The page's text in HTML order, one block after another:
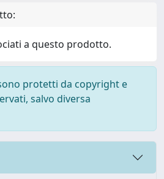
a questo prodotto.
protetti da copyright e
salvo diversa